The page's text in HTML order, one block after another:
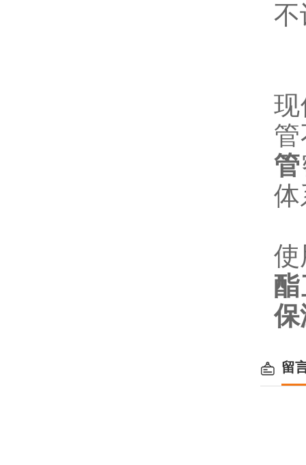
管
体
使
保
留